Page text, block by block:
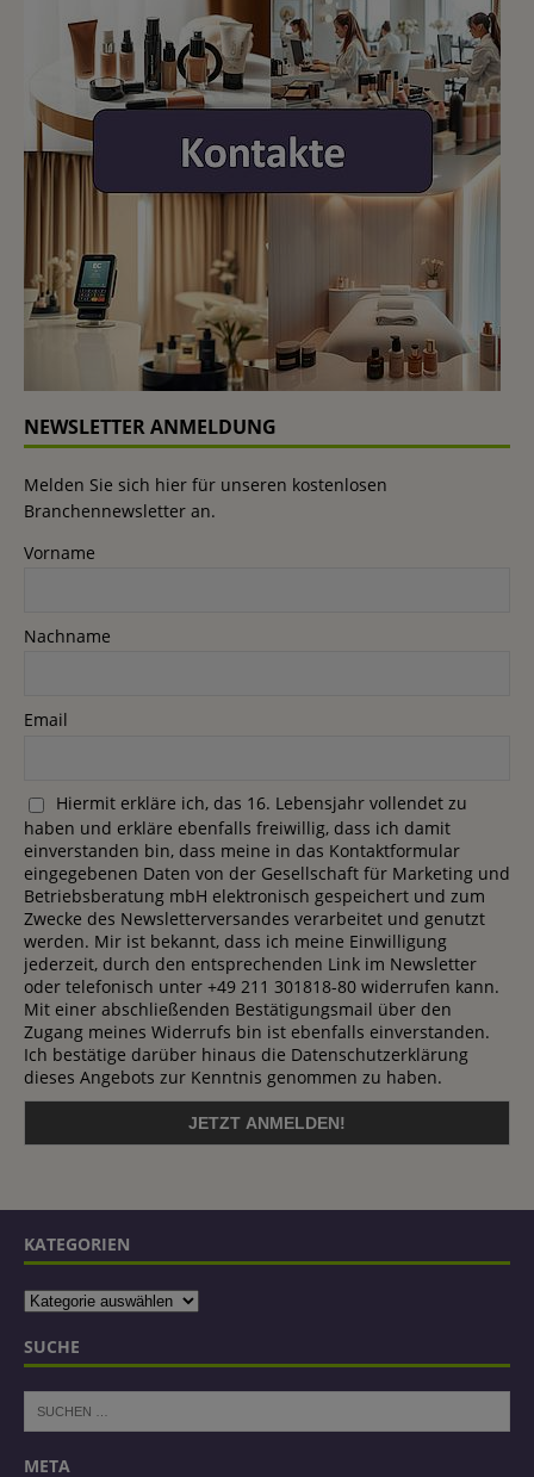
NEWSLETTER ANMELDUNG
Melden Sie sich hier für unseren kostenlosen
Branchennewsletter an.
Vorname
Nachname
Email
Hiermit erkläre ich, das 16. Lebensjahr vollendet zu
haben und erkläre ebenfalls freiwillig, dass ich damit
einverstanden bin, dass meine in das Kontaktformular
eingegebenen Daten von der Gesellschaft für Marketing und
Betriebsberatung mbH elektronisch gespeichert und zum
Zwecke des Newsletterversandes verarbeitet und genutzt
werden. Mir ist bekannt, dass ich meine Einwilligung
jederzeit, durch den entsprechenden Link im Newsletter
oder telefonisch unter +49 211 301818-80 widerrufen kann.
Mit einer abschließenden Bestätigungsmail über den
Zugang meines Widerrufs bin ist ebenfalls einverstanden.
Ich bestätige darüber hinaus die Datenschutzerklärung
dieses Angebots zur Kenntnis genommen zu haben.
KATEGORIEN
SUCHE
META